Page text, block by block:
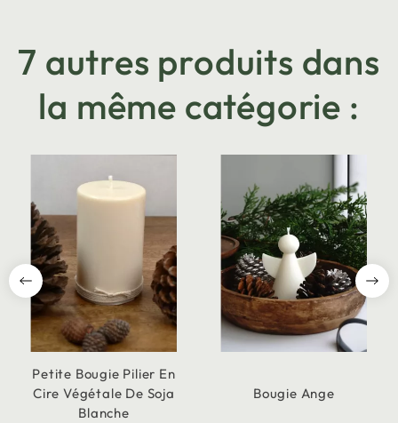
7 autres produits dans
la même catégorie :
Petite Bougie Pilier En
Cire Végétale De Soja
Blanche
Bougie Ange